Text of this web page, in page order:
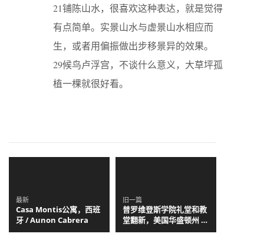
21铺陈山水，很喜欢这种表达，就是觉得
有点简单。实景山水与虚景山水相应而
生，或者用偏振做出步移景异的效果。
29候鸟卢浮宫，不谈什么意义，大草坪孤
植一棵就很好看。
最新
Casa Montis公寓，西班
牙 / Aunon Cabrera
旧一篇
普罗维登斯学院礼堂和教
堂翻新，美国华盛顿州 /
SERA Architects